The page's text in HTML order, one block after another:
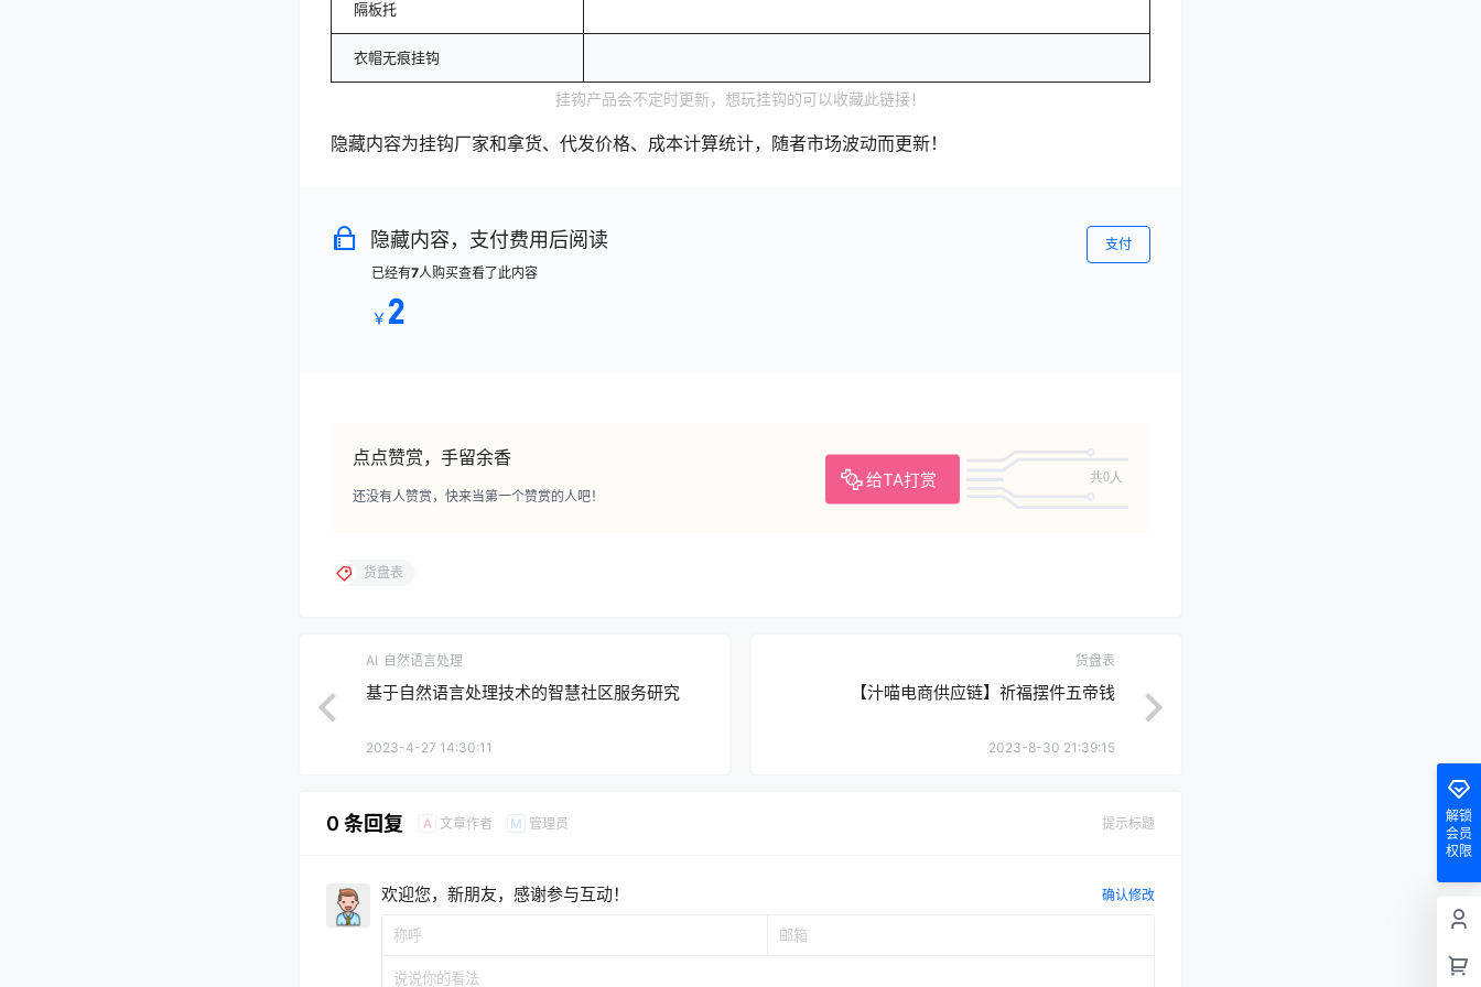
隔板托
衣帽无痕挂钩
挂钩产品会不定时更新，想玩挂钩的可以收藏此链接！
隐藏内容为挂钩厂家和拿货、代发价格、成本计算统计，随者市场波动而更新！
隐藏内容，支付费用后阅读
已经有7人购买查看了此内容
￥ 2
支付
点点赞赏，手留余香
给TA打赏 共0人
还没有人赞赏，快来当第一个赞赏的人吧！
货盘表
AI 自然语言处理
基于自然语言处理技术的智慧社区服务研究
2023-4-27 14:30:11
货盘表
【汁喵电商供应链】祈福摆件五帝钱
2023-8-30 21:39:15
0 条回复 A 文章作者 M 管理员 提示标题
欢迎您，新朋友，感谢参与互动！ 确认修改
解锁
会员
权限